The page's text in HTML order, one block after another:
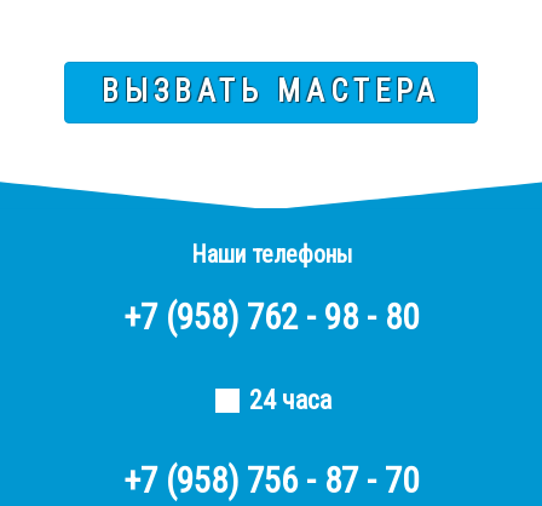
ВЫЗВАТЬ МАСТЕРА
Наши телефоны
+7 (958) 762 - 98 - 80
24 часа
+7 (958) 756 - 87 - 70